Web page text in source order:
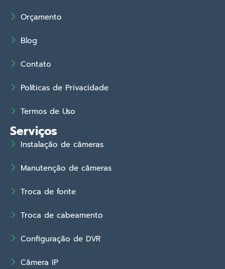
Orçamento
Blog
Contato
Políticas de Privacidade
Termos de Uso
Serviços
Instalação de câmeras
Manutenção de câmeras
Troca de fonte
Troca de cabeamento
Configuração de DVR
Câmera IP